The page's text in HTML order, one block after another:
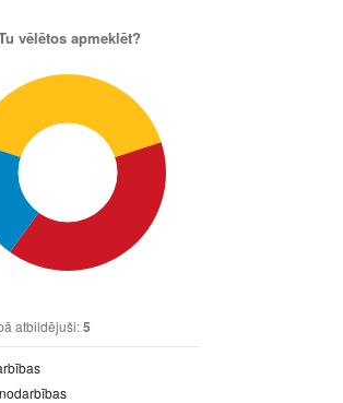
vēlētos apmeklēt?
atbildējuši:5